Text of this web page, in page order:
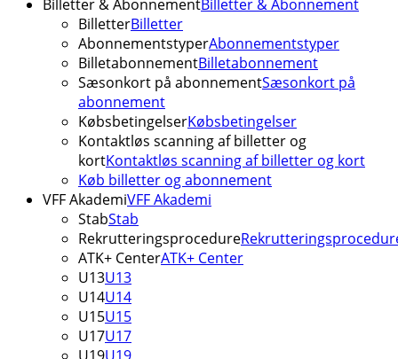
Billetter & AbonnementBilletter & Abonnement
BilletterBilletter
AbonnementstyperAbonnementstyper
BilletabonnementBilletabonnement
Sæsonkort på abonnementSæsonkort på
abonnement
KøbsbetingelserKøbsbetingelser
Kontaktløs scanning af billetter og
kortKontaktløs scanning af billetter og kort
Køb billetter og abonnement
VFF AkademiVFF Akademi
StabStab
Rekrutteringsprocedure
ATK+ CenterATK+ Center
U13U13
U14U14
U15U15
U17U17